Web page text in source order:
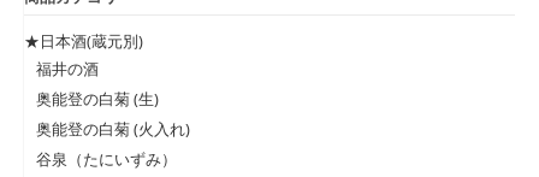
★日本酒(蔵元別)
福井の酒
奥能登の白菊 (生)
奥能登の白菊 (火入れ)
谷泉（たにいずみ）